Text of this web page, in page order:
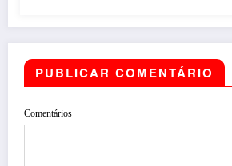
PUBLICAR COMENTÁRIO
Comentários